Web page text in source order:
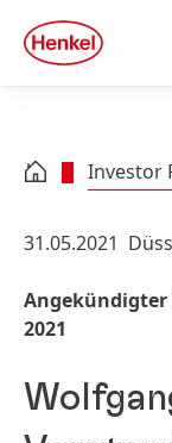
Zu Footer springen
quick
search
Investor
31.05.2021
Angekündigter
2021